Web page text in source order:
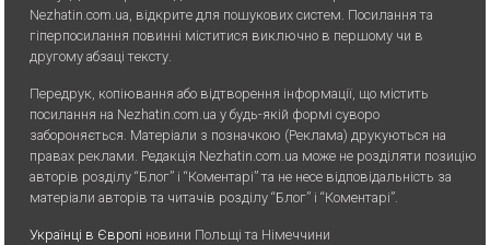
Nezhatin.com.ua, відкрите для пошукових систем. Посилання та
гіперпосилання повинні міститися виключно в першому чи в
другому абзаці тексту.
Передрук, копiювання або вiдтворення iнформацiї, що мiстить
посилання на Nezhatin.com.ua у будь-якiй формi суворо
забороняється. Матеріали з позначкою (Реклама) друкуються на
правах реклами. Редакція Nezhatin.com.ua може не розділяти позицію
авторів розділу “Блог” і “Коментарі” та не несе відповідальність за
матеріали авторів та читачів розділу “Блог” і “Коментарі”.
Українці в Європі новини Польщі та Німеччини